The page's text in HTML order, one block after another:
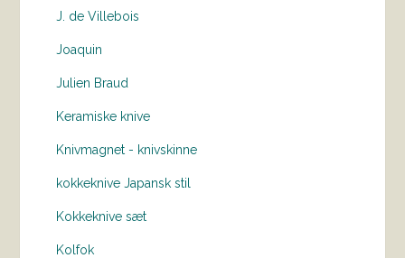
J. de Villebois
Joaquin
Julien Braud
Keramiske knive
Knivmagnet - knivskinne
kokkeknive Japansk stil
Kokkeknive sæt
Kolfok